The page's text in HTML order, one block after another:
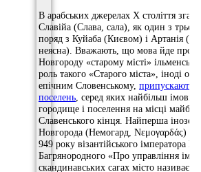
В арабських джерелах X століття
Славійа (Слава, сала), як один з трьох
поряд з Куйаба (Києвом) і Артанія
неясна). Вважають, що мова йде про
Новгороду «старому місті»
роль такого «Старого міста», іноді
епічним Словенському, припускають
поселень, серед яких найбільш
городище і поселення на місці
Славенського кінця. Найперша
Новгорода (Немогард, Νεμογαρδάς)
949 року візантійського імператора
Багрянородного «Про управління
скандинавських сагах місто